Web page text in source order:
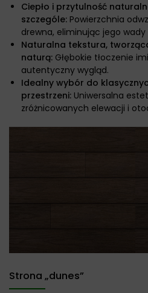
Ciepło i przytulność
szczególe: Powierzchnia
drewna, eliminując jego
Naturalna tekstura,
naturą: Głębokie tłoczenie
autentyczny wygląd.
Idealny wybór do
przestrzeni: Uniwersalna
zróżnicowanych elewacji i
Strona „dunes”